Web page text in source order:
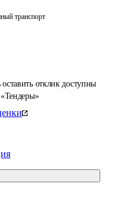
отклик доступны
транспорт